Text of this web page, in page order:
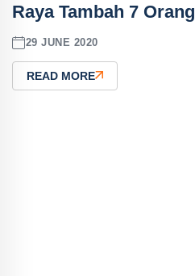
Raya Tambah 7 Orang
29 JUNE 2020
READ MORE